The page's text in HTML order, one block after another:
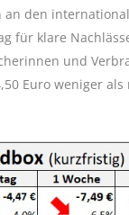
an den
für klare
und
Euro weniger als